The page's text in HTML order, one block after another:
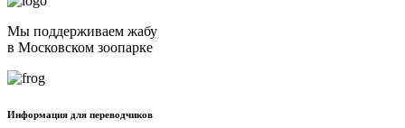
Мы поддерживаем жабу
в Московском зоопарке
Информация для переводчиков